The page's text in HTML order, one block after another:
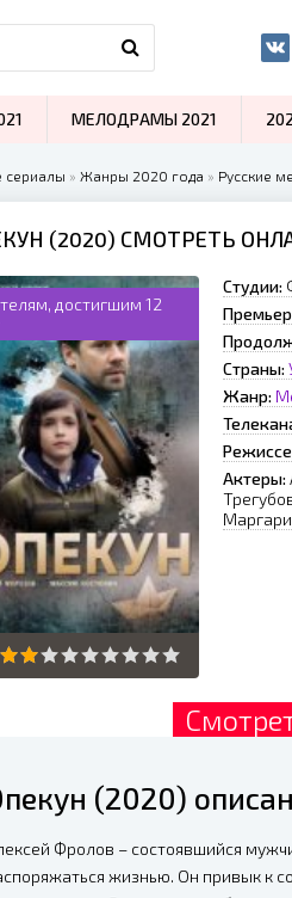
сериалы » Жанры 2020 года » Русские
(2020) СМОТРЕТЬ
достигшим 12
Студии:
Страны:
Жанр:
Актеры:
(2020)
Фролов – состоявшийся
жизнью. Он привык к
МЕЛОДРАМЫ 2021